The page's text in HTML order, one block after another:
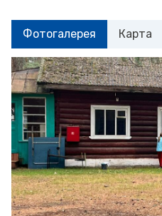
Фотогалерея Карта